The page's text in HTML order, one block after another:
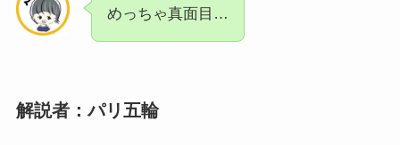
めっちゃ真面目…
解説者：パリ五輪